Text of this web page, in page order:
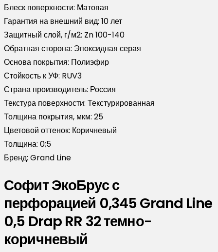
Блеск поверхности: Матовая
Гарантия на внешний вид: 10 лет
Защитный слой, г/м2: Zn 100-140
Обратная сторона: Эпоксидная серая
Основа покрытия: Полиэфир
Стойкость к УФ: RUV3
Страна производитель: Россия
Текстура поверхности: Текстурированная
Толщина покрытия, мкм: 25
Цветовой оттенок: Коричневый
Толщина: 0;5
Бренд: Grand Line
Софит ЭкоБрус с
перфорацией 0,345 Grand Line
0,5 Drap RR 32 темно-
коричневый